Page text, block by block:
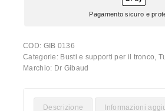
Pagamento sicuro e
COD: GIB 0136
Categorie: Busti e supporti per il tronco,
Marchio: Dr Gibaud
Descrizione Informazioni